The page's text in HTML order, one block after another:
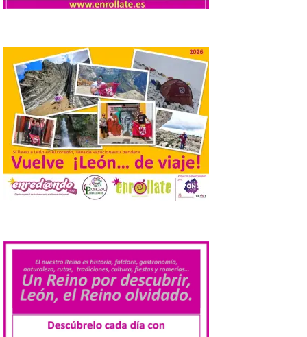
desde los que divisar el
eclipse solar del 12 de
agosto
8 Ago 2026
El parque amplía su
horario y refuerza los
transportes y la
hostelería. En Alto
Campoo continuará la
programación musical de Estación
Sonora. Peña Cabarga, elegido lugar
Gijon prohíbe el baño en
San Lorenzo, Poniente y
Arbeyal el día del eclipse a
partir de las 19.00 horas.